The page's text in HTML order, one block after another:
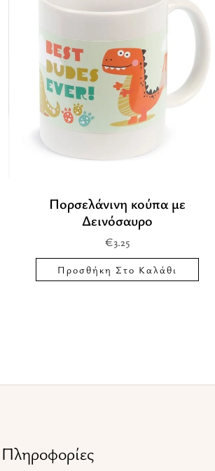
Πορσελάνινη κούπα με
Δεινόσαυρο
€3.25
Προσθήκη Στο Καλάθι
Πληροφορίες